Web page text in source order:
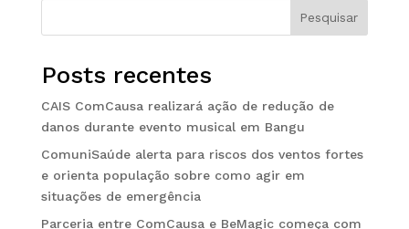
Pesquisar
Posts recentes
CAIS ComCausa realizará ação de redução de
danos durante evento musical em Bangu
ComuniSaúde alerta para riscos dos ventos fortes
e orienta população sobre como agir em
situações de emergência
Parceria entre ComCausa e BeMagic começa com